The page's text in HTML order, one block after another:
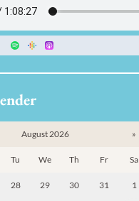
August 2026 »
Tu We Th Fr Sa
28 29 30 31 1